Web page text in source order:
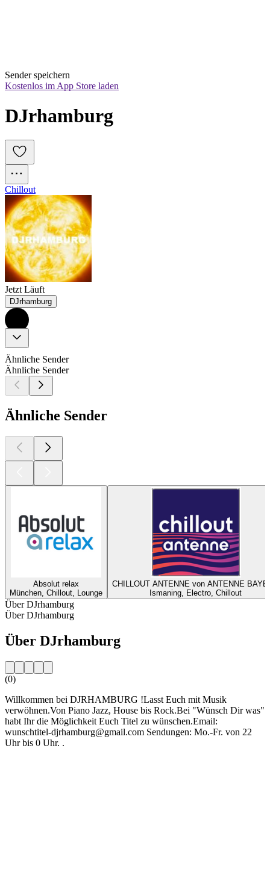
Sender speichern
Kostenlos im App Store laden
DJrhamburg
Chillout
Jetzt Läuft
DJrhamburg
Ähnliche Sender
Ähnliche Sender
Ähnliche Sender
Absolut relax
München, Chillout, Lounge
CHILLOUT ANTENNE von ANTENNE
Ismaning, Electro, Chillout
Über DJrhamburg
Über DJrhamburg
Über DJrhamburg
(0)
Willkommen bei DJRHAMBURG !Lasst Euch mit Musik
verwöhnen.Von Piano Jazz, House bis Rock.Bei "Wünsch Dir was"
habt Ihr die Möglichkeit Euch Titel zu wünschen.Email:
wunschtitel-djrhamburg@gmail.com Sendungen: Mo.-Fr. von 22
Uhr bis 0 Uhr. .